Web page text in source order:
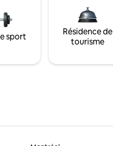
sport
Résidence de
tourisme